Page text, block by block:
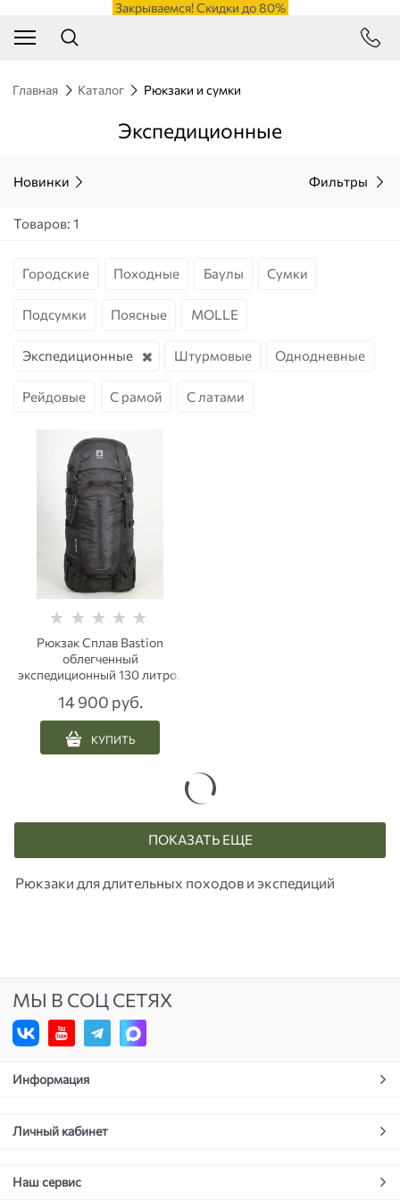
Закрываемся! Скидки до 80%
Главная Каталог Рюкзаки и сумки
Экспедиционные
Новинки Фильтры
Товаров: 1
Городские Походные Баулы Сумки
Подсумки Поясные MOLLE
Экспедиционные Штурмовые Однодневные
Рейдовые С рамой С латами
Рюкзак Сплав Bastion
облегченный
экспедиционный 130 литров
14 900 руб.
КУПИТЬ
ПОКАЗАТЬ ЕЩЕ
Рюкзаки для длительных походов и экспедиций
МЫ В СОЦ СЕТЯХ
Информация
Личный кабинет
Наш сервис